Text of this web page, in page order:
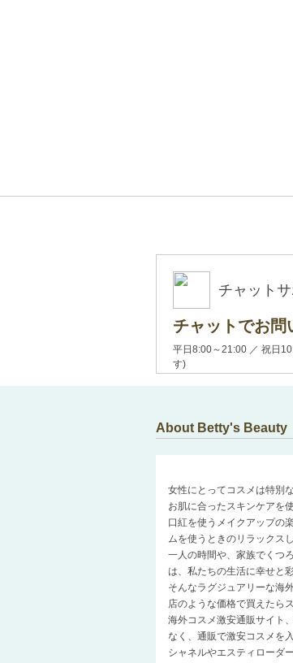
チャット
チャットでお問
平日8:00～21:00 ／ 祝日
す)
About Betty's Beauty
女性にとってコスメは特別な
お肌に合ったスキンケアを
口紅を使うメイクアップの
ムを使うときのリラックス
一人の時間や、家族でくつ
は、私たちの生活に幸せと
そんなラグジュアリーな海
店のような価格で買えたら
海外コスメ激安通販サイト
なく、通販で激安コスメを
シャネルやエスティローダ